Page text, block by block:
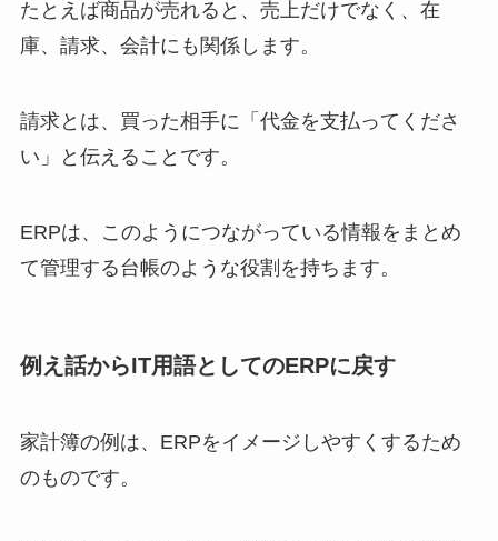
たとえば商品が売れると、売上だけでなく、在
庫、請求、会計にも関係します。
請求とは、買った相手に「代金を支払ってくださ
い」と伝えることです。
ERPは、このようにつながっている情報をまとめ
て管理する台帳のような役割を持ちます。
例え話からIT用語としてのERPに戻す
家計簿の例は、ERPをイメージしやすくするため
のものです。